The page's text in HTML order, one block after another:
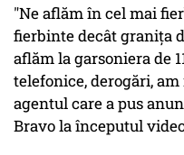
"Ne aflăm în cel mai
fierbinte decât granița
aflăm la garsoniera de
telefonice, derogări,
agentul care a pus
Bravo la începutul